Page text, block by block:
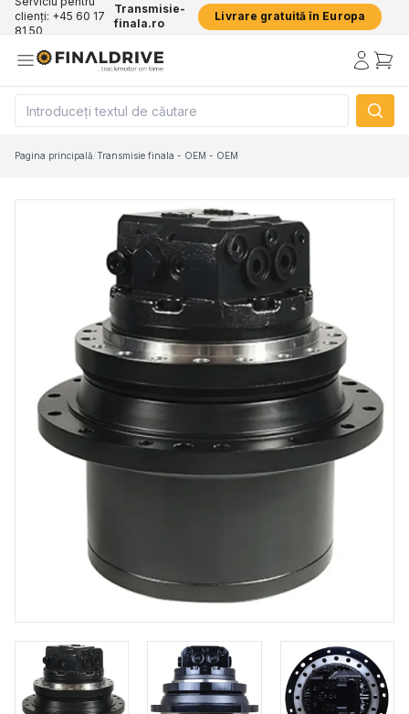
clienți: +45 60 17
81 50
Transmisie-
finala.ro
Livrare gratuită în Europa
Pagina principală/Transmisie finala - OEM - OEM